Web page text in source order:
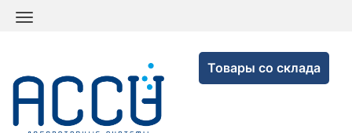
Товары со склада